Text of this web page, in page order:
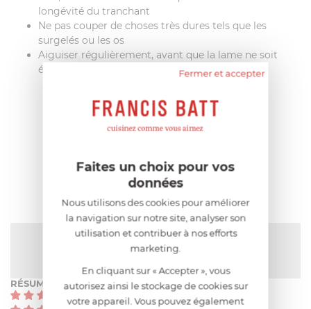
longévité du tranchant
Ne pas couper de choses très dures tels que les
surgelés ou les os
Aiguiser régulièrement, avant que la lame ne soit
émoussée, avec une pierre à aiguiser adéquate
AIDE AU CHOIX
AVIS CLIENT
NOTE MOYENNE
Pas encore de note
RÉSUMÉ
(0)
Fermer et accepter
Faites un choix pour vos
données
Nous utilisons des cookies pour améliorer
la navigation sur notre site, analyser son
utilisation et contribuer à nos efforts
marketing.
En cliquant sur « Accepter », vous
autorisez ainsi le stockage de cookies sur
votre appareil. Vous pouvez également